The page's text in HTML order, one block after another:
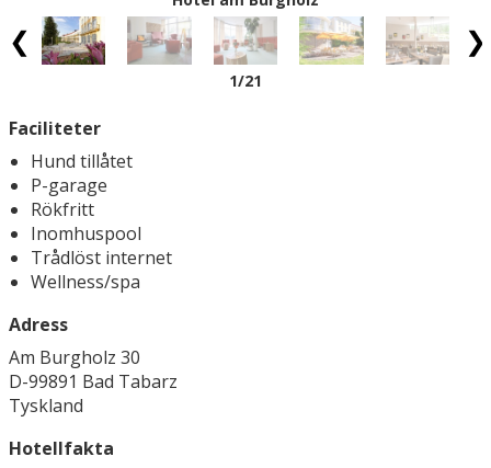
Tyskland.
1/21
Faciliteter
Hund tillåtet
P-garage
Rökfritt
Inomhuspool
Trådlöst internet
Wellness/spa
Adress
Am Burgholz 30
D-99891 Bad Tabarz
Tyskland
Hotellfakta